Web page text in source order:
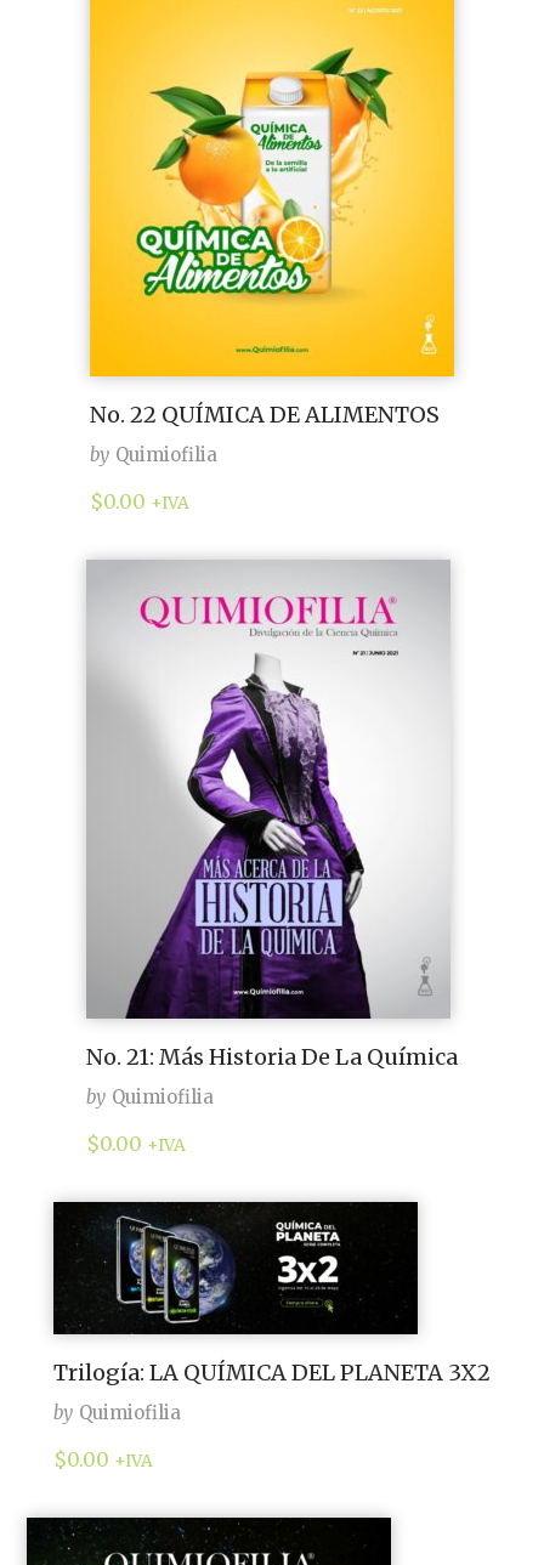
No. 22 QUÍMICA DE ALIMENTOS
by Quimiofilia
$0.00 +IVA
No. 21: Más Historia De La Química
by Quimiofilia
$0.00 +IVA
Trilogía: LA QUÍMICA DEL PLANETA 3X2
by Quimiofilia
$0.00 +IVA